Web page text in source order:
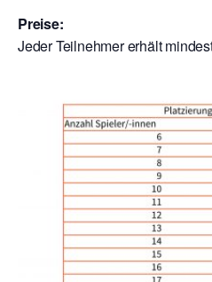
Preise:
Jeder Teilnehmer erhält